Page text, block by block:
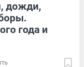
дожди,
года и